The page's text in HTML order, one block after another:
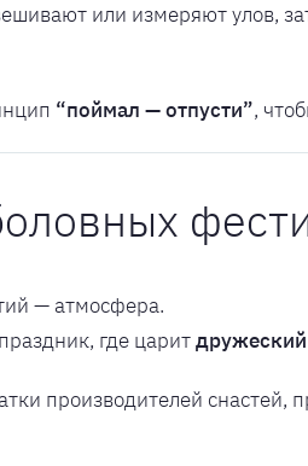
или измеряют улов,
“поймал — отпусти”,
— атмосфера.
где царит
производителей снастей,